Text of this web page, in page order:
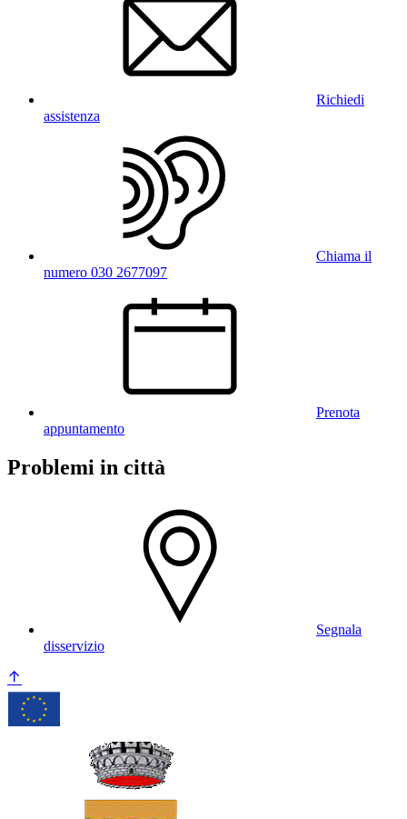
Richiedi
assistenza
Chiama il
numero 030 2677097
Prenota
appuntamento
Problemi in città
Segnala
disservizio